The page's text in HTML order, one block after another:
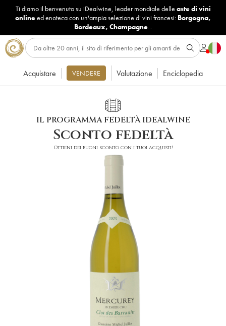
Ti diamo il benvenuto su iDealwine, leader mondiale delle aste di vini
onlineed enoteca con un'ampia selezione di vini francesi: Borgogna,
Bordeaux, Champagne...
Acquistare VENDERE Valutazione Enciclopedia
IL PROGRAMMA FEDELTÀ IDEALWINE
Sconto fedeltà
Ottieni dei buoni sconto con i tuoi acquisti!